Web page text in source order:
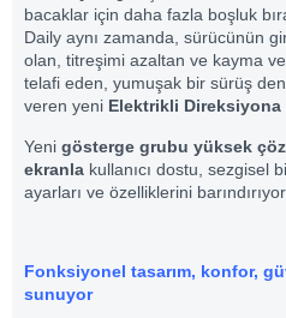
bacaklar için daha fazla boşluk
Daily aynı zamanda, sürücünün
olan, titreşimi azaltan ve kayma
telafi eden, yumuşak bir sürüş
veren yeni Elektrikli Direksiyona
Yeni gösterge grubu yüksek
ekranla kullanıcı dostu, sezgisel
ayarları ve özelliklerini barındırıyor.
Fonksiyonel tasarım, konfor,
sunuyor